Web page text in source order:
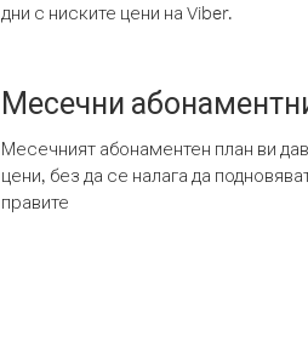
дни с ниските цени на Viber.
Месечни
Месечният абонаментен план ви
цени, без да се налага да
правите